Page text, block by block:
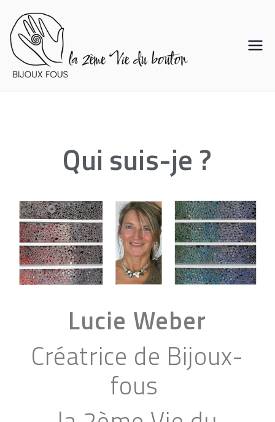
Qui suis-je ?
Lucie Weber
Créatrice de Bijoux-
fous